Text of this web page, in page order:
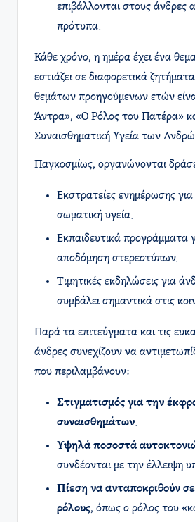
επιβάλλονται στους άνδρες
πρότυπα.
Κάθε χρόνο, η ημέρα έχει ένα
εστιάζει σε διαφορετικά
θεμάτων προηγούμενων ετών
Άντρα», «Ο Ρόλος του Πατέρα»
Συναισθηματική Υγεία των
Παγκοσμίως, οργανώνονται
Εκστρατείες ενημέρωσης
σωματική υγεία.
Εκπαιδευτικά προγράμματα
αποδόμηση στερεοτύπων.
Τιμητικές εκδηλώσεις για
συμβάλει σημαντικά στις
Παρά τα επιτεύγματα και τις
άνδρες συνεχίζουν να
που περιλαμβάνουν:
Στιγματισμός για την
συναισθημάτων.
Υψηλά ποσοστά
συνδέονται με την έλλειψη
Πίεση να ανταποκριθούν
ρόλους, όπως ο ρόλος του